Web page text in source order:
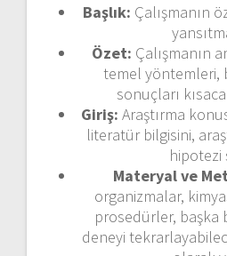
Başlık: Çalışmanın
Özet: Çalışmanın
temel yöntemleri,
sonuçları
Giriş: Araştırma
literatür bilgisini,
hipotezi
Materyal ve
organizmalar,
prosedürler, başka
deneyi